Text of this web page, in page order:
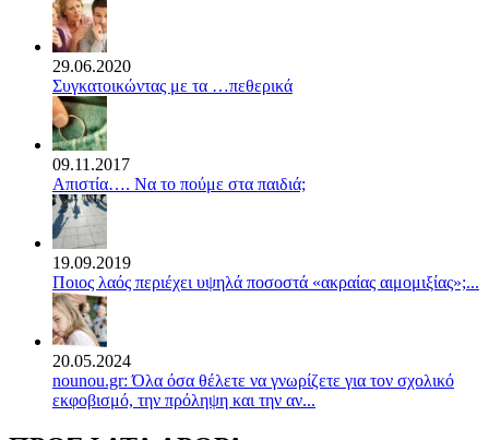
29.06.2020
Συγκατοικώντας με τα …πεθερικά
09.11.2017
Απιστία…. Να το πούμε στα παιδιά;
19.09.2019
Ποιος λαός περιέχει υψηλά ποσοστά «ακραίας αιμομιξίας»;...
20.05.2024
nounou.gr: Όλα όσα θέλετε να γνωρίζετε για τον σχολικό
εκφοβισμό, την πρόληψη και την αν...